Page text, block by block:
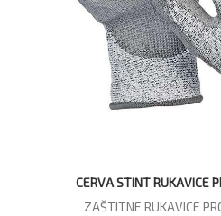
CERVA STINT RUKAVICE
ZAŠTITNE RUKAVICE